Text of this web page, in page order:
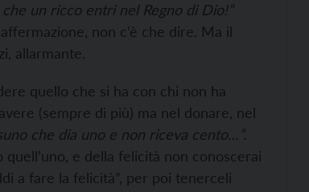
un ricco entri nel Regno di Dio!”
non c’è che dire. Ma il
allarmante.
quello che si ha con chi non ha
(sempre di più) ma nel donare, nel
che dia uno e non riceva cento…”.
e della felicità non conoscerai
a fare la felicità”, per poi tenerceli